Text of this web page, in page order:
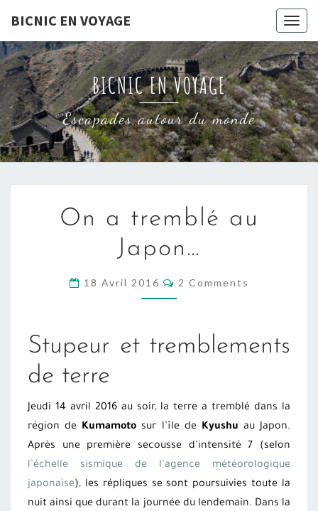
content
BICNIC EN VOYAGE
BICNIC EN VOYAGE
Escapades autour du monde
A
AU
On a tremblé au
Japon…
18 Avril 2016 COMMENTS
2 Comments
Stupeur et tremblements
de terre
Jeudi 14 avril 2016 au soir, la terre a tremblé dans la
région de Kumamoto sur l’île de Kyushu au Japon.
Après une première secousse d’intensité 7 (selon
l’échelle sismique de l’agence météorologique
japonaise), les répliques se sont poursuivies toute la
nuit ainsi que durant la journée du lendemain. Dans la